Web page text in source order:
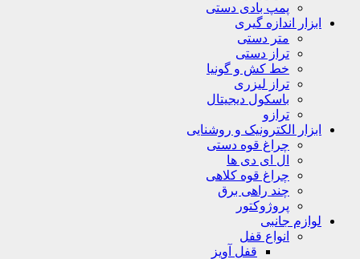
پمپ بادی دستی
ابزار اندازه گیری
متر دستی
تراز دستی
خط کش و گونیا
تراز لیزری
باسکول دیجیتال
ترازو
ابزار الکترونیک و روشنایی
چراغ قوه دستی
ال ای دی ها
چراغ قوه کلاهی
چند راهی برق
پروژوکتور
لوازم جانبی
انواع قفل
قفل آویز